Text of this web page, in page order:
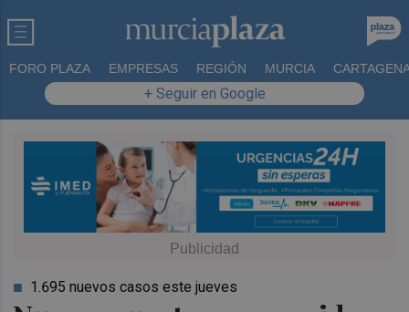
FORO PLAZA EMPRESAS REGIÓN MURCIA
+ Seguir en Google
1.695 nuevos casos este jueves